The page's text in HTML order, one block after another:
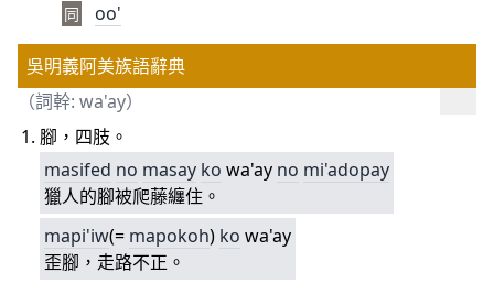
同 oo'
吳明義阿美族語辭典
（詞幹: wa'ay）
腳，四肢。
masifed no masay ko wa'ay no mi'adopay
獵人的腳被爬藤纏住。
mapi'iw(= mapokoh) ko wa'ay
歪腳，走路不正。